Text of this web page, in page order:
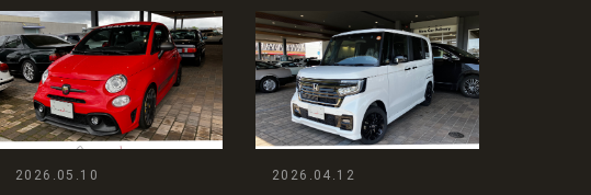
2026.05.10 2026.04.12